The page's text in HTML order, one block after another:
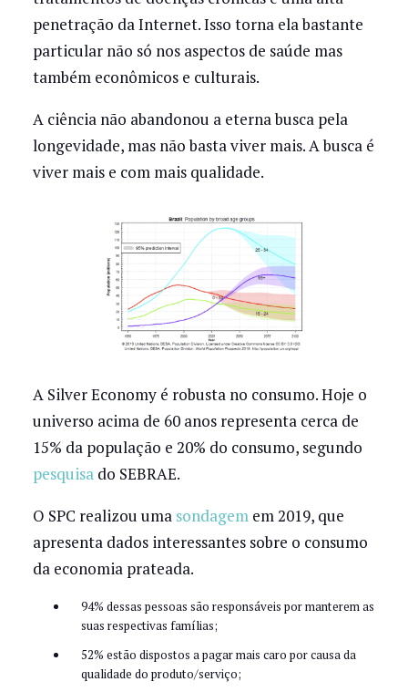
penetração da Internet. Isso torna ela bastante
particular não só nos aspectos de saúde mas
também econômicos e culturais.
A ciência não abandonou a eterna busca pela
longevidade, mas não basta viver mais. A busca é
viver mais e com mais qualidade.
A Silver Economy é robusta no consumo. Hoje o
universo acima de 60 anos representa cerca de
15% da população e 20% do consumo, segundo
pesquisado SEBRAE.
O SPC realizou uma sondagemem 2019, que
apresenta dados interessantes sobre o consumo
da economia prateada.
94% dessas pessoas são responsáveis por manterem as
suas respectivas famílias;
52% estão dispostos a pagar mais caro por causa da
qualidade do produto/serviço;